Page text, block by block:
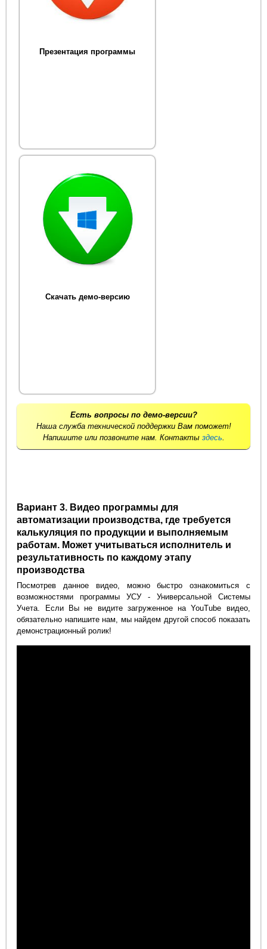
Презентация программы
Скачать демо-версию
Есть вопросы по демо-версии?
Наша служба технической поддержки Вам поможет!
Напишите или позвоните нам. Контакты здесь
Вариант 3. Видео программы для
автоматизации производства, где требуется
калькуляция по продукции и выполняемым
работам. Может учитываться исполнитель и
результативность по каждому этапу
производства
Посмотрев данное видео, можно быстро ознакомиться с
возможностями программы УСУ - Универсальной Системы
Учета. Если Вы не видите загруженное на YouTube видео,
обязательно напишите нам, мы найдем другой способ показать
демонстрационный ролик!